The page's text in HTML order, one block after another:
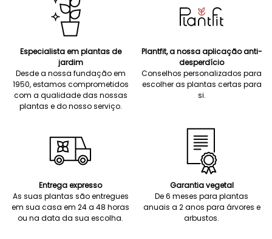
Especialista em plantas de
jardim
Desde a nossa fundação em
1950, estamos comprometidos
com a qualidade das nossas
plantas e do nosso serviço.
Plantfit, a nossa aplicação anti-
desperdício
Conselhos personalizados para
escolher as plantas certas para
si.
Entrega expresso
As suas plantas são entregues
em sua casa em 24 a 48 horas
ou na data da sua escolha.
Garantia vegetal
De 6 meses para plantas
anuais a 2 anos para árvores e
arbustos.